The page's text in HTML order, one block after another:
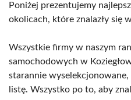
Poniżej prezentujemy
okolicach, które znalazły się
Wszystkie firmy w naszym
samochodowych w
starannie wyselekcjonowane,
listę. Wszystko po to, aby